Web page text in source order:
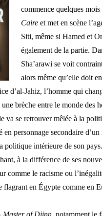
commence quelques mois
Caireet met en scène
Siti, même si Hamed et
également de la partie.
Sha’arawi se voit
alors même qu’elle doit
d’al-Jahiz, l’homme qui
brèche entre le monde des
va se retrouver mêlée à la
personnage secondaire
politique intérieure de son
à la différence de ses
comme le racisme ou
flagrant en Égypte comme en
Master of Djinn, notamment le